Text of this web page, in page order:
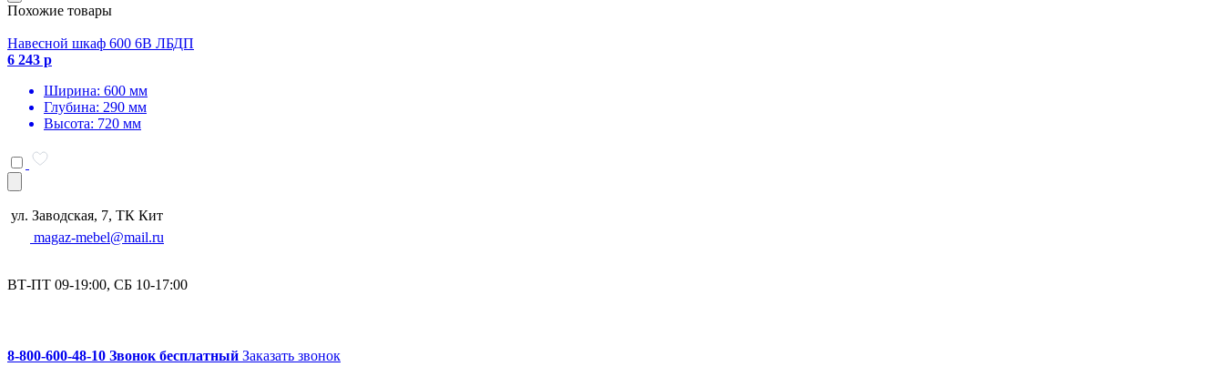
Похожие товары
Навесной шкаф 600 6В ЛБДП
6 243 р
Ширина: 600 мм
Глубина: 290 мм
Высота: 720 мм
ул. Заводская, 7, ТК Кит
magaz-mebel@mail.ru
ВТ-ПТ 09-19:00, СБ 10-17:00
8-800-600-48-10 Звонок бесплатный Заказать звонок